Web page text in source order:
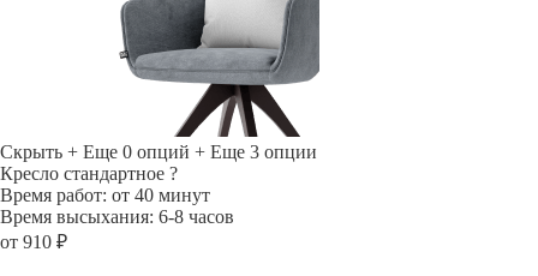
Скрыть + Еще 0 опций + Еще 3 опции
Кресло стандартное ?
Время работ: от 40 минут
Время высыхания: 6-8 часов
от 910 ₽